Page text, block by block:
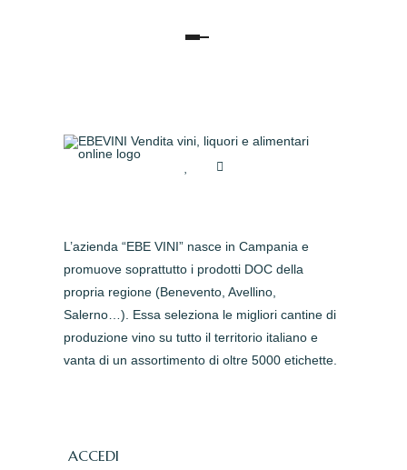
navigazione
L’azienda “EBE VINI” nasce in Campania e
promuove soprattutto i prodotti DOC della
propria regione (Benevento, Avellino,
Salerno…). Essa seleziona le migliori cantine di
produzione vino su tutto il territorio italiano e
vanta di un assortimento di oltre 5000 etichette.
ACCEDI